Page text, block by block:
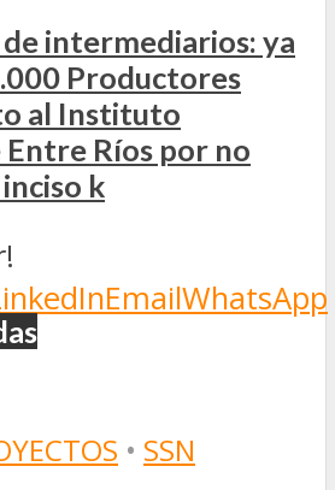
intermediarios: ya
Productores
al Instituto
Ríos por no
k
EmailWhatsApp
• SSN